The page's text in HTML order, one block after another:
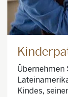
Übernehmen
Kindes,